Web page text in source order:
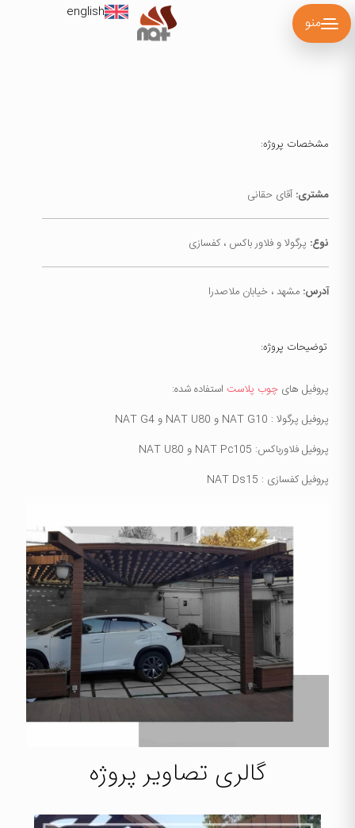
منو
english
مشخصات پروژه:
مشتری: آقای حقانی
نوع: پرگولا و فلاور باکس ، کفسازی
آدرس: مشهد ، خیابان ملاصدرا
توضیحات پروژه:
پروفیل های چوب پلاست استفاده شده:
پروفیل پرگولا : NAT G10 و NAT U80 و NAT G4
پروفیل فلاورباکس: NAT Pc105 و NAT U80
پروفیل کفسازی : NAT Ds15
گالری تصاویر پروژه